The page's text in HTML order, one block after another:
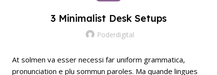
3 Minimalist Desk Setups
Poderdigital
At solmen va esser necessi far uniform grammatica,
pronunciation e plu sommun paroles. Ma quande lingues